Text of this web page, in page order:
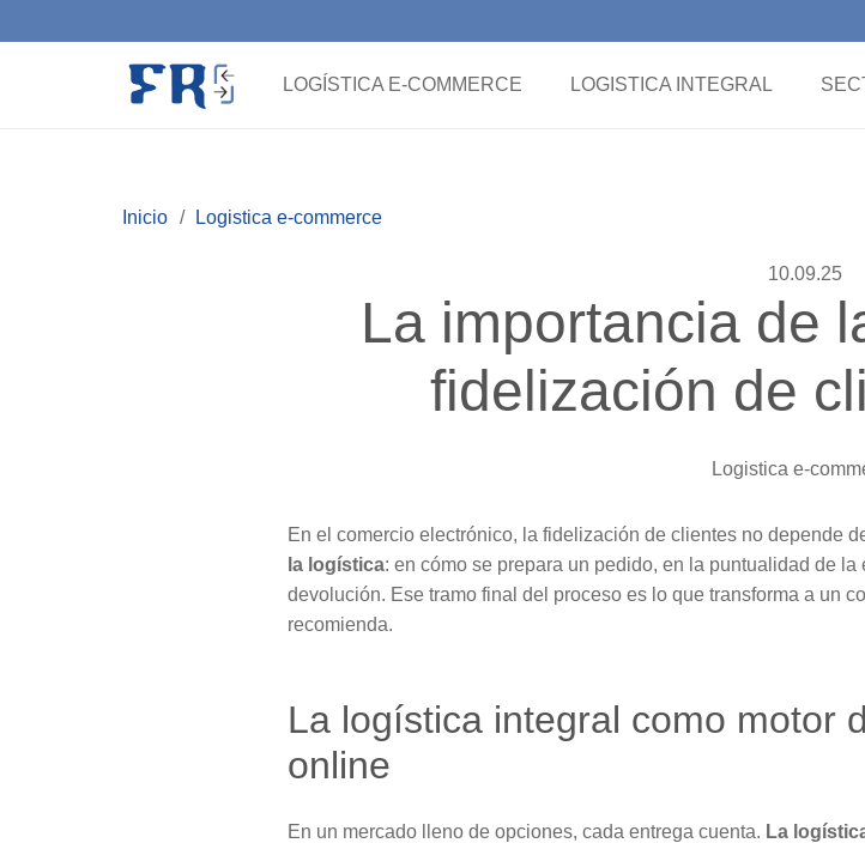
LOGÍSTICA E-COMMERCE LOGISTICA INTEGRAL
Inicio / Logistica e-commerce
10.09.25
La importancia de
fidelización de
Logistica e-
En el comercio electrónico, la fidelización de clientes no depende
la logística: en cómo se prepara un pedido, en la puntualidad de
devolución. Ese tramo final del proceso es lo que transforma a un
recomienda.
La logística integral como motor
online
En un mercado lleno de opciones, cada entrega cuenta. La